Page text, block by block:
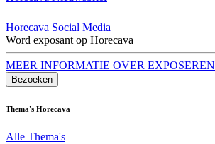
Horecava Social Media
Word exposant op Horecava
MEER INFORMATIE OVER EXPOSEREN
Bezoeken
Thema's Horecava
Alle Thema's